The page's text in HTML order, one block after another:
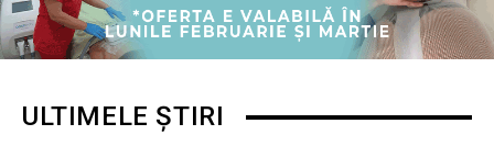
ULTIMELE ȘTIRI